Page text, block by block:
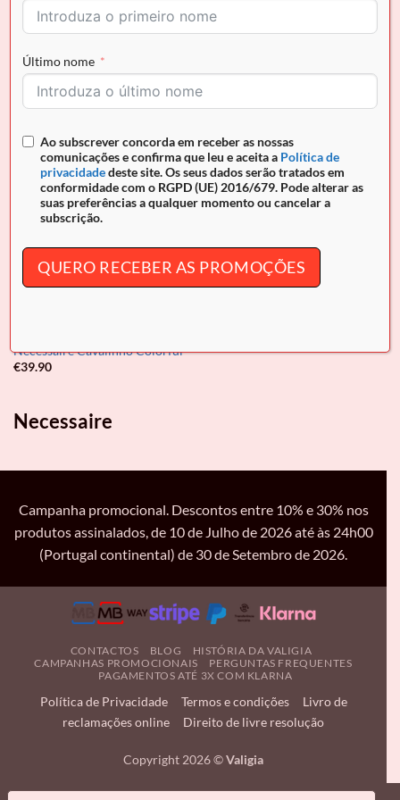
Necessaire Cavalinho Club
24.90
€39.90
Necessaire Cavalinho Colorful
€39.90
Necessaire
Campanha promocional. Descontos entre 10% e 30% nos
produtos assinalados, de 10 de Julho de 2026 até às 24h00
(Portugal continental) de 30 de Setembro de 2026.
CONTACTOS BLOG
HISTÓRIA DA VALIGIA
CAMPANHAS PROMOCIONAIS
PERGUNTAS FREQUENTES
PAGAMENTOS ATÉ 3X COM KLARNA
Política de Privacidade Termos e condições
Livro de
reclamações online
Direito de livre resolução
Copyright 2026 ©Valigia
Último nome
Ao subscrever concorda em receber as nossas
comunicações e confirma que leu e aceita a Política de
privacidadedeste site. Os seus dados serão tratados em
conformidade com o RGPD (UE) 2016/679. Pode alterar as
suas preferências a qualquer momento ou cancelar a
subscrição.
QUERO RECEBER AS PROMOÇÕES